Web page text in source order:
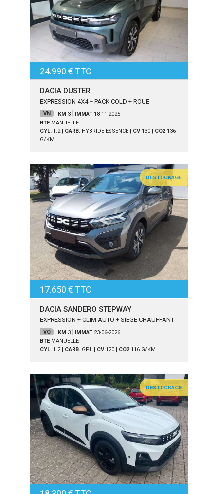
24.990 € TTC
DACIA DUSTER
EXPRESSION 4X4 + PACK COLD + ROUE
VN KM 3 IMMAT 18-11-2025
BTE MANUELLE
CYL. 1.2| CARB. HYBRIDE ESSENCE| CV 130| CO2 136
G/KM
DESTOCKAGE
17.650 € TTC
DACIA SANDERO STEPWAY
EXPRESSION + CLIM AUTO + SIEGE CHAUFFANT
VO KM 3 IMMAT 23-06-2026
BTE MANUELLE
CYL. 1.2| CARB. GPL| CV 120| CO2 116G/KM
DESTOCKAGE